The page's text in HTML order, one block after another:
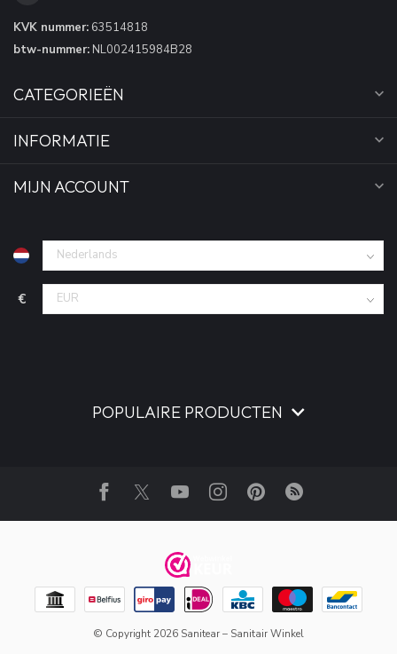
KVK nummer: 63514818
btw-nummer: NL002415984B28
CATEGORIEËN
INFORMATIE
MIJN ACCOUNT
€
POPULAIRE PRODUCTEN
© Copyright 2026 Sanitear – Sanitair Winkel